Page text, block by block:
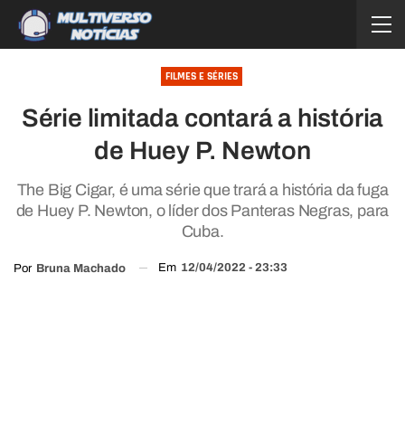
FILMES E SÉRIES
Série limitada contará a história
de Huey P. Newton
The Big Cigar, é uma série que trará a história da fuga
de Huey P. Newton, o líder dos Panteras Negras, para
Cuba.
Por Bruna Machado Em 12/04/2022 - 23:33